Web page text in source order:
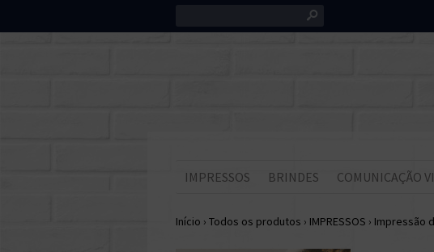
s
IMPRESSOS BRINDES COMUNICAÇÃO
Início › Todos os produtos › IMPRESSOS › Impressão